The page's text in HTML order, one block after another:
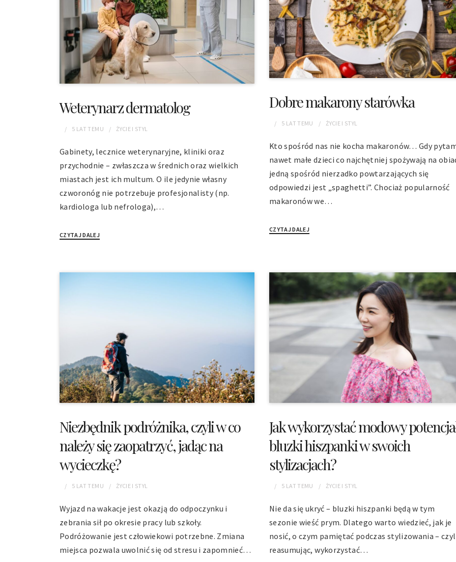
Weterynarz dermatolog
5 LAT TEMU ŻYCIE I STYL
Gabinety, lecznice weterynaryjne, kliniki oraz
przychodnie – zwłaszcza w średnich oraz wielkich
miastach jest ich multum. O ile jedynie własny
czworonóg nie potrzebuje profesjonalisty (np.
kardiologa lub nefrologa),…
CZYTAJ DALEJ
Dobre makarony starówka
5 LAT TEMU ŻYCIE I STYL
Kto spośród nas nie kocha makaronów… Gdy
nawet małe dzieci co najchętniej spożywają na
jedną spośród nierzadko powtarzających się
odpowiedzi jest „spaghetti”. Chociaż popularność
makaronów we…
CZYTAJ DALEJ
Niezbędnik podróżnika, czyli w co
należy się zaopatrzyć, jadąc na
wycieczkę?
5 LAT TEMU ŻYCIE I STYL
Wyjazd na wakacje jest okazją do odpoczynku i
zebrania sił po okresie pracy lub szkoły.
Podróżowanie jest człowiekowi potrzebne. Zmiana
miejsca pozwala uwolnić się od stresu i zapomnieć…
Jak wykorzystać modowy
bluzki hiszpanki w swoich
stylizacjach?
5 LAT TEMU ŻYCIE I STYL
Nie da się ukryć – bluzki hiszpanki będą w tym
sezonie wieść prym. Dlatego warto wiedzieć, jak je
nosić, o czym pamiętać podczas stylizowania –
reasumując, wykorzystać…